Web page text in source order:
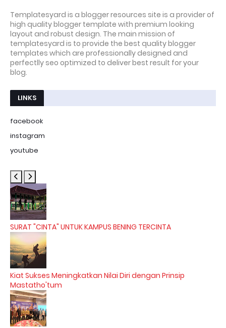
Templatesyard is a blogger resources site is a provider of
high quality blogger template with premium looking
layout and robust design. The main mission of
templatesyard is to provide the best quality blogger
templates which are professionally designed and
perfectlly seo optimized to deliver best result for your
blog.
LINKS
facebook
instagram
youtube
SURAT "CINTA" UNTUK KAMPUS BENING TERCINTA
Kiat Sukses Meningkatkan Nilai Diri dengan Prinsip
Mastatho'tum